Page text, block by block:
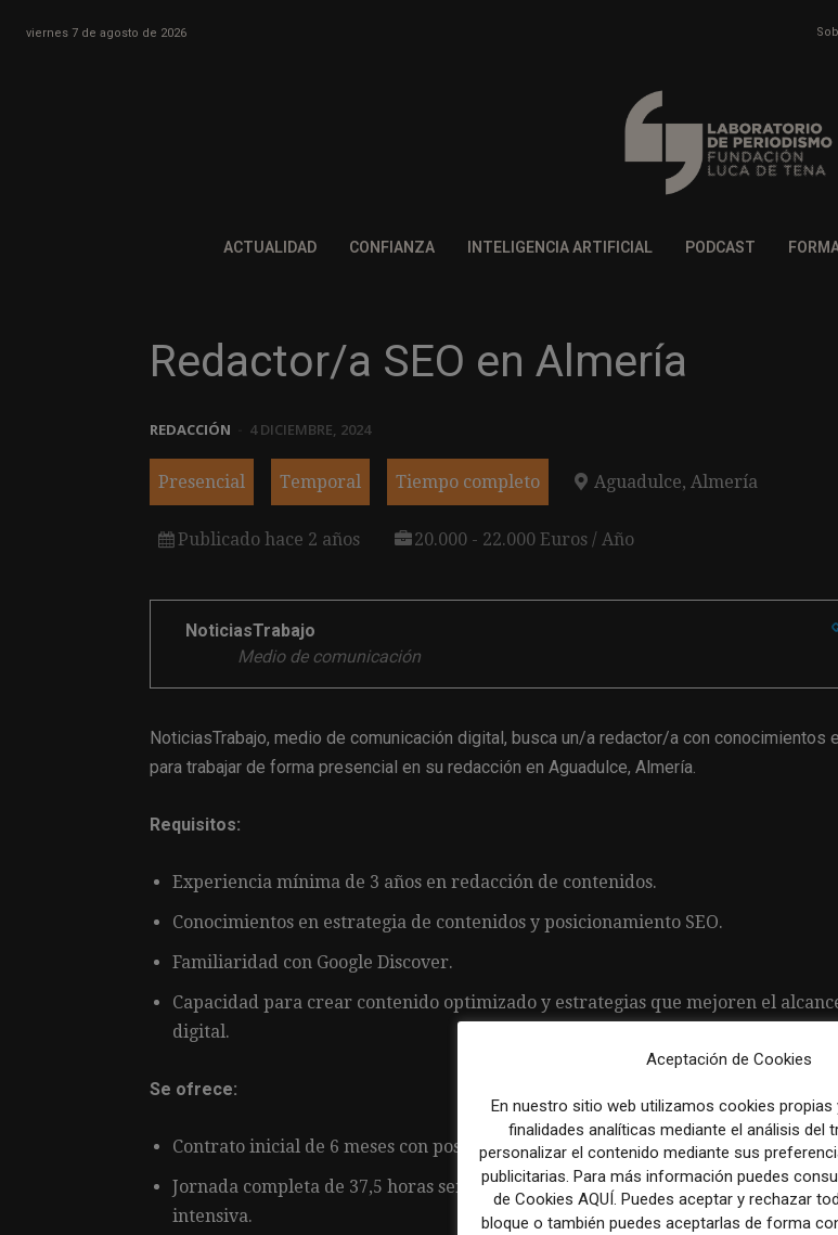
viernes 7 de agosto de 2026
ACTUALIDAD CONFIANZA INTELIGENCIA ARTIFICIAL PODCAST
Redactor/a SEO en Almería
REDACCIÓN 4 DICIEMBRE, 2024
Presencial Temporal Tiempo completo Aguadulce, Almería
Publicado hace 2 años 20.000 - 22.000 Euros / Año
NoticiasTrabajo
Medio de comunicación
NoticiasTrabajo, medio de comunicación digital, busca un/a redactor/a con conocimientos
para trabajar de forma presencial en su redacción en Aguadulce, Almería.
Requisitos:
Experiencia mínima de 3 años en redacción de contenidos.
Conocimientos en estrategia de contenidos y posicionamiento SEO.
Familiaridad con Google Discover.
Capacidad para crear contenido optimizado y estrategias que mejoren el
digital.
Se ofrece:
Contrato inicial de 6 meses con posibilidad de contrato indefinido.
Jornada completa de 37,5 horas semanales, de lunes a viernes, con turnos de
intensiva.
Aceptación de Cookies
En nuestro sitio web utilizamos cookies propias
finalidades analíticas mediante el análisis del
personalizar el contenido mediante sus
publicitarias. Para más información puedes
de Cookies AQUÍ. Puedes aceptar y rechazar
bloque o también puedes aceptarlas de forma